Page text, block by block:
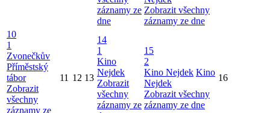
záznamy ze
dne
Zobrazit všechny
záznamy ze dne
10
1
Zvonečkův
Příměstský
tábor
Zobrazit
všechny
záznamy ze
11 12 13
14
1
Kino
Nejdek
Zobrazit
všechny
záznamy ze
15
2
Kino Nejdek Kino
Nejdek
Zobrazit všechny
záznamy ze dne
16